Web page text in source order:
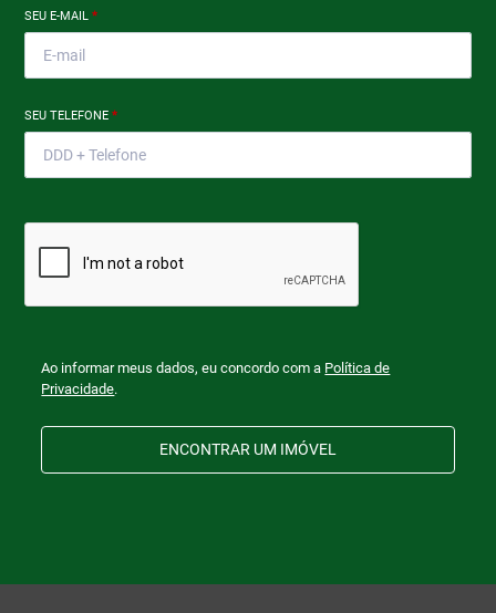
SEU E-MAIL*
SEU TELEFONE*
Ao informar meus dados, eu concordo com a Política de
Privacidade.
ENCONTRAR UM IMÓVEL